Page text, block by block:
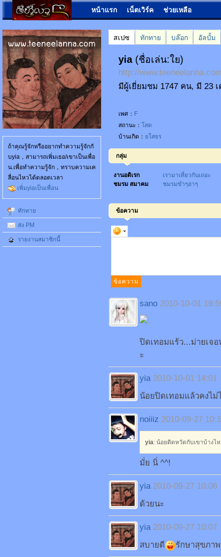
หน้าแรก เน็ตเวิร์ค ช่วยเหลือ
ถ้าคุณรู้จักหรืออยากทำความรู้จักกั
บyia，สามารถเพิ่มเธอ/เขาเป็นเพื่อ
น.เพื่อทำความรู้จัก，ทราบความเค
ลื่อนไหวได้ตลอดเวลา
เพิ่มyiaเป็นเพื่อน
ทักทาย
ส่ง PM
รายงานสมาชิกนี้
สเปซ ทักทาย บล๊อก อัลบั้ม
yia (ชื่อเล่น:ใย)
http://
มีผู้เยี่ยมชม 1747 คน, มี 23
เพศ： F
สถานะ： โสด
บ้านเกิด： ยโสธร
กลุ่ม
งานอดิเรก
เรามาเที่ยวกันเถอะ
ชมรม สมาคม
ชมรมขำๆฮาๆ
ข้อความ
sano 2010-10-01
ปิดเทอมแร้ว...ม่ายเจ
ะ
yia 2010-10-01 14:01
น้อยปิดเทอมแล้วคงไม่
noiiiz 2010-09-27
yia: น้อยติดหวัดกับเขาบ้างไ
มั่ย นิ่ ^^!
yia 2010-09-27 10:08
ด้วยนะ
yia 2010-09-27 10:07
สบายดี
รักษาสุขภาพ